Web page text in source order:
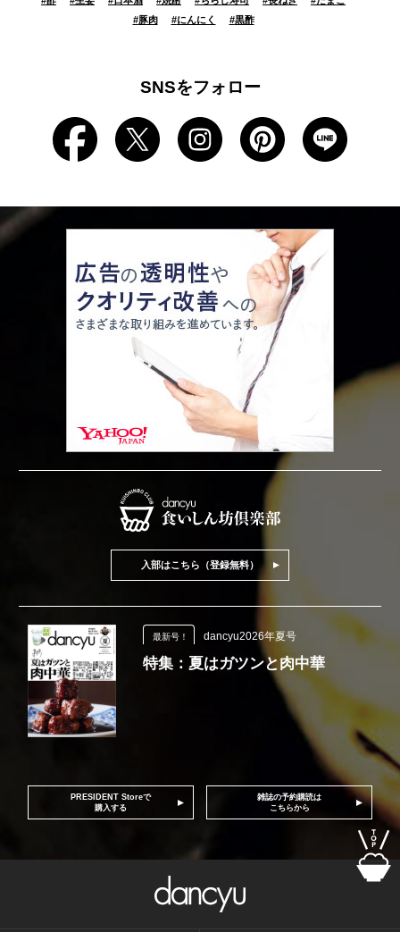
#豚肉 #にんにく #黒酢
SNSをフォロー
入部はこちら（登録無料）
最新号！ dancyu2026年夏号
特集：夏はガツンと肉中華
PRESIDENT Storeで
購入する
雑誌の予約購読は
こちらから